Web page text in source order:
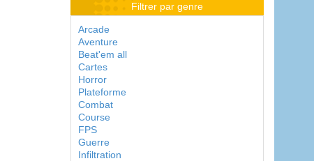
Filtrer par genre
Arcade
Aventure
Beat'em all
Cartes
Horror
Plateforme
Combat
Course
FPS
Guerre
Infiltration